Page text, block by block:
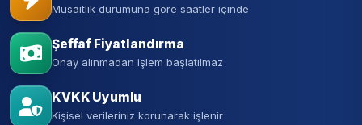
Müsaitlik durumuna göre saatler içinde
Şeffaf Fiyatlandırma
Onay alınmadan işlem başlatılmaz
KVKK Uyumlu
Kişisel verileriniz korunarak işlenir